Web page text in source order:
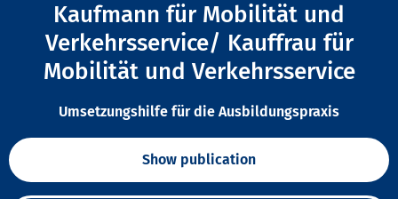
Kaufmann für Mobilität und
Verkehrsservice/ Kauffrau für
Mobilität und Verkehrsservice
Umsetzungshilfe für die Ausbildungspraxis
Show publication